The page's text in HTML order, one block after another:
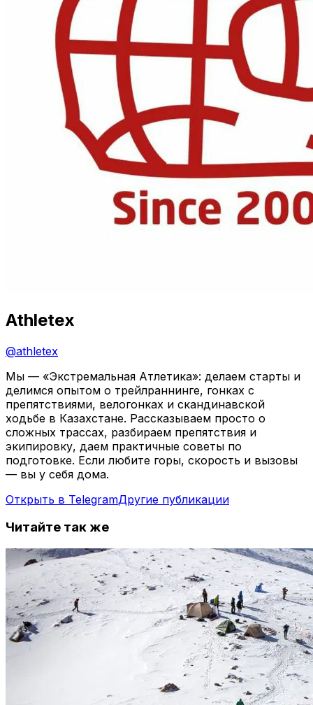
Athletex
@athletex
Мы — «Экстремальная Атлетика»: делаем старты и
делимся опытом о трейлраннинге, гонках с
препятствиями, велогонках и скандинавской
ходьбе в Казахстане. Рассказываем просто о
сложных трассах, разбираем препятствия и
экипировку, даем практичные советы по
подготовке. Если любите горы, скорость и вызовы
— вы у себя дома.
Открыть в TelegramДругие публикации
Читайте так же